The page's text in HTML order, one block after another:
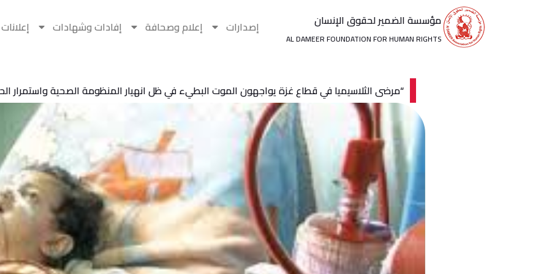
مؤسسة الضمير لحقوق الإنسان
AL DAMEER FOUNDATION FOR HUMAN RIGHTS
إصدارات إعلام وصحافة إفادات وشهادات إعلانات
“مرضى الثلاسيميا في قطاع غزة يواجهون الموت البطيء في ظل انهيار المنظومة الصحية واستمرار